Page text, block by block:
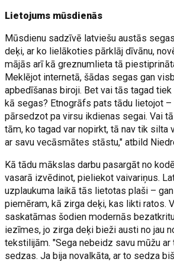
Lietojums mūsdienās
Mūsdienu sadzīvē latviešu austās
deķi, ar ko lielākoties pārklāj dīvānu,
mājās arī kā greznumlieta tā
Meklējot internetā, šādas segas gan
apbedīšanas biroji. Bet vai tās tagad
kā segas? Etnogrāfs pats tādu lietojot
pārsedzot pa virsu ikdienas segai. Vai
tām, ko tagad var nopirkt, tā nav tik silta
ar savu vecāsmātes stāstu," atbild
Kā tādu mākslas darbu pasargāt no
vasarā izvēdinot, pieliekot vaivariņus.
uzplaukuma laikā tās lietotas plaši –
piemēram, kā zirga deķi, kas likti ratos.
saskatāmas šodien modernās
iezīmes, jo zirga deķi bieži austi no jau
tekstilijām. "Sega nebeidz savu mūžu ar
sedzas. Ja bija novalkāta, ar to sedza